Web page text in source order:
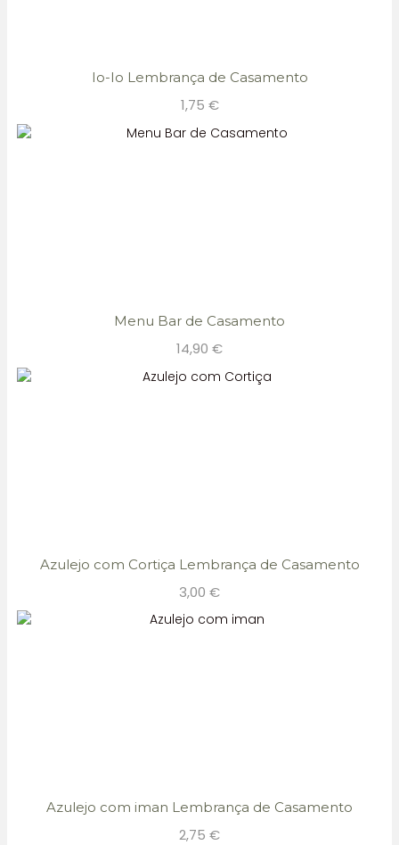
Io-Io Lembrança de Casamento
1,75 €
Menu Bar de Casamento
14,90 €
Azulejo com Cortiça Lembrança de Casamento
3,00 €
Azulejo com iman Lembrança de Casamento
2,75 €